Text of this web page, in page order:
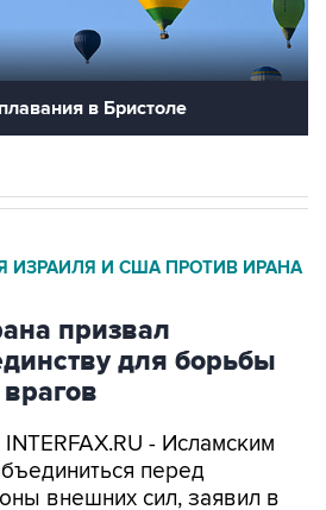
в Бристоле
призвал
для борьбы
- Исламским
внешних сил, заявил в
Ирана Аббас Аракчи.